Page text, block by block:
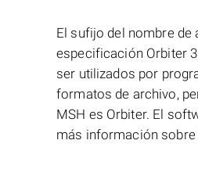
El sufijo del nombre de
especificación Orbiter
ser utilizados por
formatos de archivo,
MSH es Orbiter. El
más información